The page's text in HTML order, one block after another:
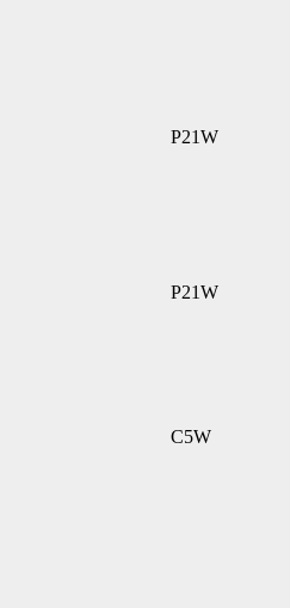
P21W
P21W
C5W